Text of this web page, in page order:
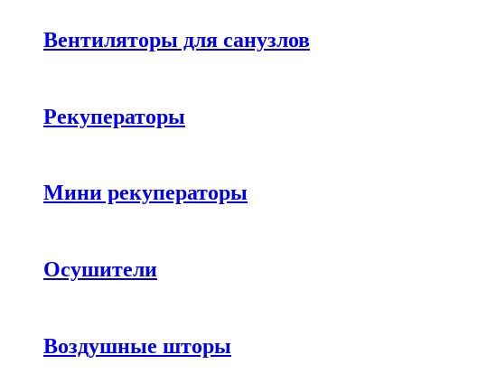
Вентиляторы для санузлов
Рекуператоры
Мини рекуператоры
Осушители
Воздушные шторы